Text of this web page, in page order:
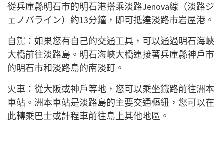
從兵庫縣明石市的明石港搭乘淡路Jenova線（淡路ジ
ェノバライン）約13分鐘，即可抵達淡路市岩屋港。
自駕：如果您有自己的交通工具，可以通過明石海峽
大橋前往淡路島。明石海峽大橋連接著兵庫縣神戶市
的明石市和淡路島的南淡町。
火車：從大阪或神戶等地，您可以乘坐鐵路前往洲本
車站。洲本車站是淡路島的主要交通樞紐，您可以在
此轉乘巴士或計程車前往島上其他地區。